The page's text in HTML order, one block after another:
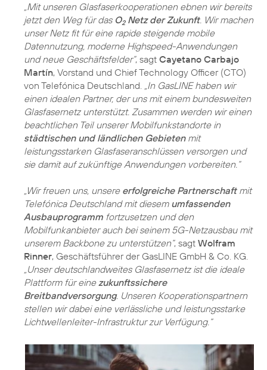
„Mit unseren Glasfaserkooperationen ebnen wir bereits
jetzt den Weg für das O2Netz der Zukunft. Wir machen
unser Netz fit für eine rapide steigende mobile
Datennutzung, moderne Highspeed-Anwendungen
und neue Geschäftsfelder“, sagt Cayetano Carbajo
Martín, Vorstand und Chief Technology Officer (CTO)
von Telefónica Deutschland. „In GasLINE haben wir
einen idealen Partner, der uns mit einem bundesweiten
Glasfasernetz unterstützt. Zusammen werden wir einen
beachtlichen Teil unserer Mobilfunkstandorte in
städtischen und ländlichen Gebietenmit
leistungsstarken Glasfaseranschlüssen versorgen und
sie damit auf zukünftige Anwendungen vorbereiten.“
„Wir freuen uns, unsere erfolgreiche Partnerschaftmit
Telefónica Deutschland mit diesem umfassenden
Ausbauprogramm fortzusetzen und den
Mobilfunkanbieter auch bei seinem 5G-Netzausbau mit
unserem Backbone zu unterstützen“, sagt Wolfram
Rinner, Geschäftsführer der GasLINE GmbH & Co. KG.
„Unser deutschlandweites Glasfasernetz ist die ideale
Plattform für einezukunftssichere
Breitbandversorgung. Unseren Kooperationspartnern
stellen wir dabei eine verlässliche und leistungsstarke
Lichtwellenleiter-Infrastruktur zur Verfügung.“